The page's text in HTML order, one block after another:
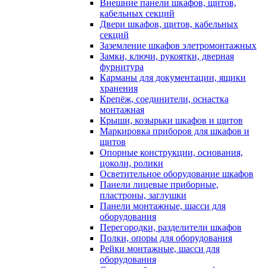
Внешние панели шкафов, щитов,
кабельных секций
Двери шкафов, щитов, кабельных
секций
Заземление шкафов элетромонтажных
Замки, ключи, рукоятки, дверная
фурнитура
Карманы для документации, ящики
хранения
Крепёж, соединители, оснастка
монтажная
Крыши, козырьки шкафов и щитов
Маркировка приборов для шкафов и
щитов
Опорные конструкции, основания,
цоколи, ролики
Осветительное оборудование шкафов
Панели лицевые приборные,
пластроны, заглушки
Панели монтажные, шасси для
оборудования
Перегородки, разделители шкафов
Полки, опоры для оборудования
Рейки монтажные, шасси для
оборудования